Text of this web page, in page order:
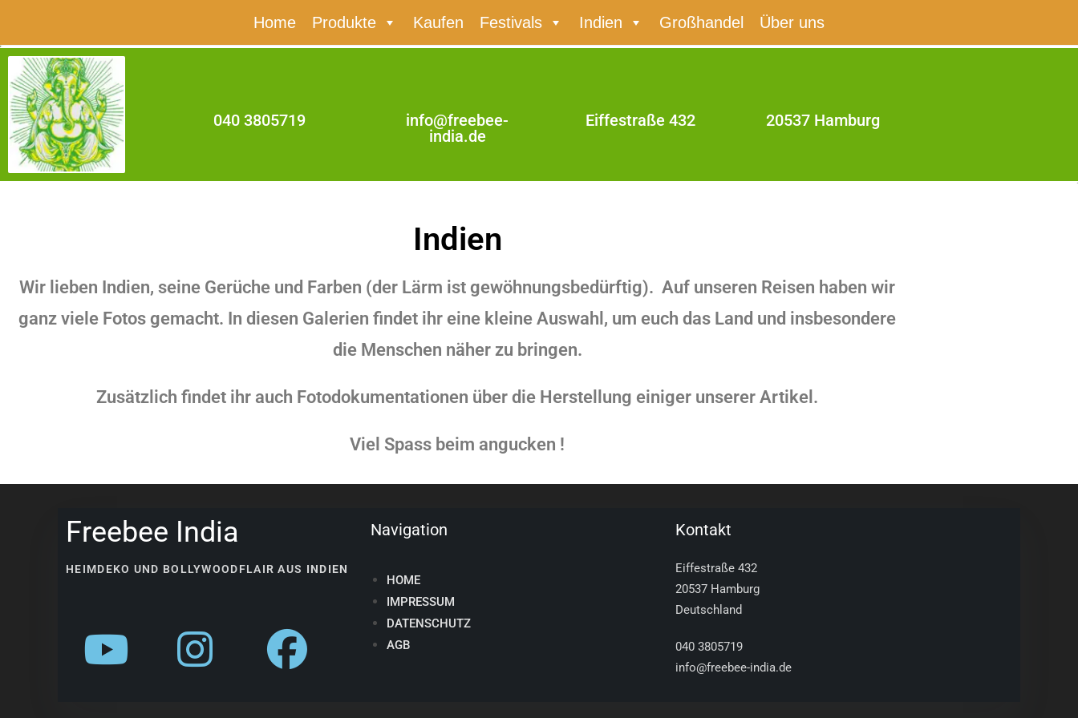
Home Produkte Kaufen Festivals Indien Großhandel Über uns
040 3805719
info@freebee-
india.de
Eiffestraße 432 20537 Hamburg
Indien
Wir lieben Indien, seine Gerüche und Farben (der Lärm ist gewöhnungsbedürftig). Auf unseren Reisen haben wir
ganz viele Fotos gemacht. In diesen Galerien findet ihr eine kleine Auswahl, um euch das Land und insbesondere
die Menschen näher zu bringen.
Zusätzlich findet ihr auch Fotodokumentationen über die Herstellung einiger unserer Artikel.
Viel Spass beim angucken !
Freebee India
HEIMDEKO UND BOLLYWOODFLAIR AUS INDIEN
Navigation
HOME
IMPRESSUM
DATENSCHUTZ
AGB
Kontakt
Eiffestraße 432
20537 Hamburg
Deutschland
040 3805719
info@freebee-india.de